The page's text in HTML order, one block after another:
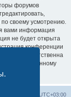
форумов
своему усмотрению.
вами информация
не будет открыта
конференции
быть ответственна
UTC+03:00